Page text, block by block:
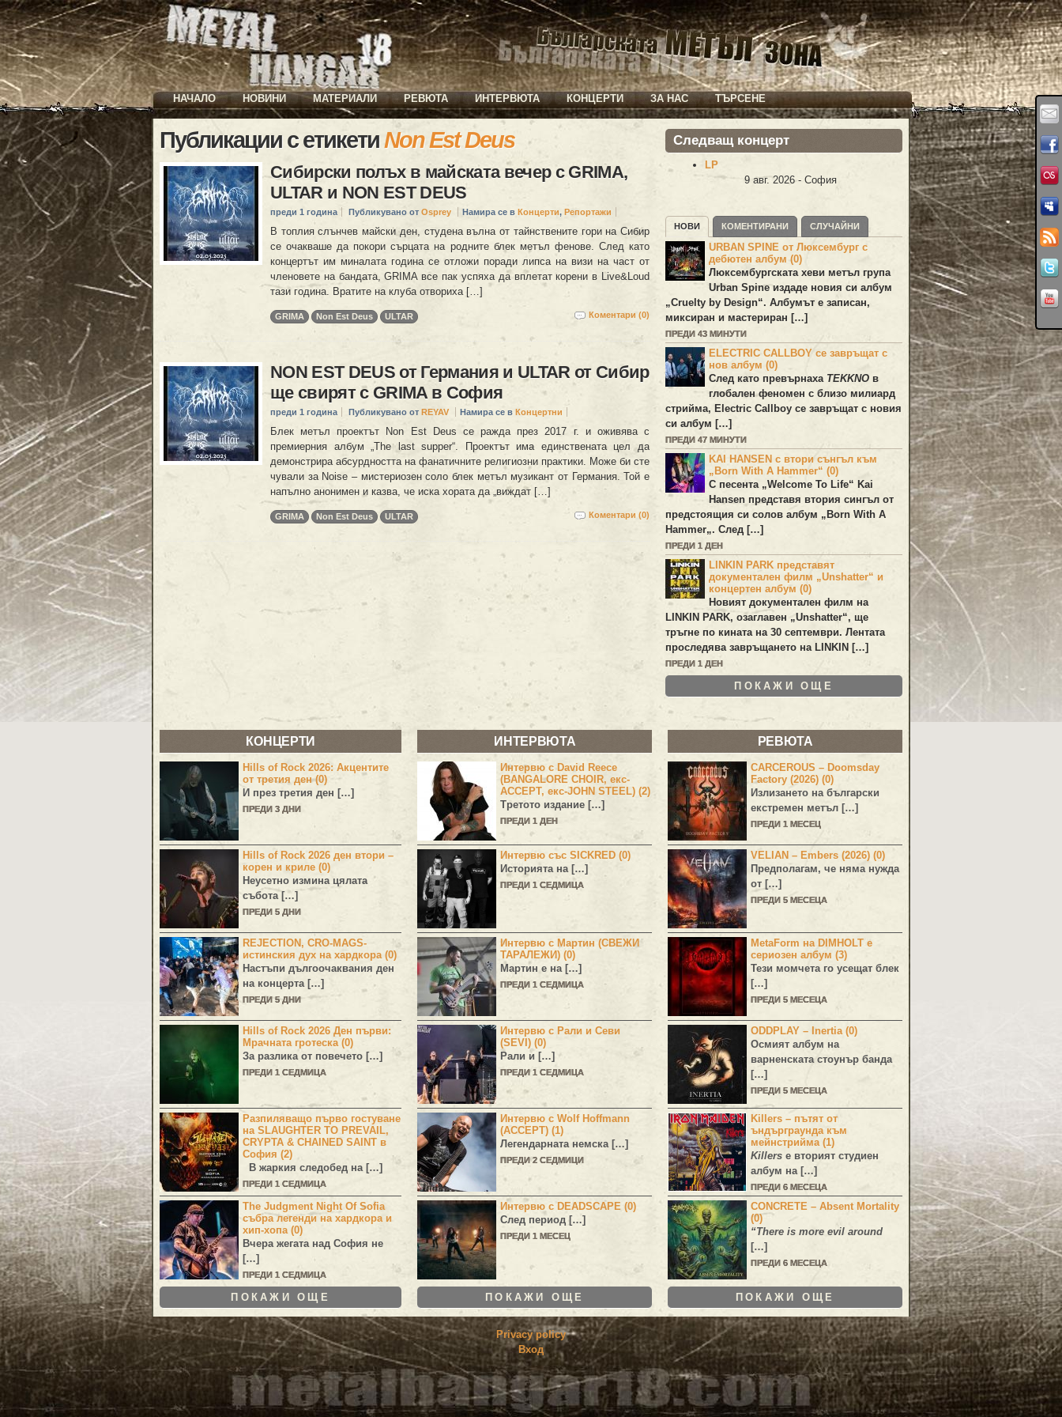
НАЧАЛО НОВИНИ МАТЕРИАЛИ РЕВЮТА ИНТЕРВЮТА КОНЦЕРТИ ЗА НАС ТЪРСЕНЕ
Публикации с етикетиNon Est Deus
Сибирски полъх в майската вечер с GRIMA,
ULTAR и NON EST DEUS
преди 1 година Публикувано от Osprey Намира се в Концерти, Репортажи
В топлия слънчев майски ден, студена вълна от тайнствените гори на Сибир
се очакваше да покори сърцата на родните блек метъл фенове. След като
концертът им миналата година се отложи поради липса на визи на част от
членовете на бандата, GRIMA все пак успяха да вплетат корени в Live&Loud
тази година. Вратите на клуба отвориха […]
Коментари (0)
GRIMA Non Est Deus ULTAR
NON EST DEUS от Германия и ULTAR от Сибир
ще свирят с GRIMA в София
преди 1 година Публикувано от REYAV Намира се в Концертни
Блек метъл проектът Non Est Deus се ражда през 2017 г. и оживява с
премиерния албум „The last supper“. Проектът има единствената цел да
демонстрира абсурдността на фанатичните религиозни практики. Може би сте
чували за Noise – мистериозен соло блек метъл музикант от Германия. Той е
напълно анонимен и казва, че иска хората да „виждат […]
Коментари (0)
GRIMA Non Est Deus ULTAR
Следващ концерт
LP
9 авг. 2026 - София
НОВИ КОМЕНТИРАНИ СЛУЧАЙНИ
URBAN SPINE от Люксембург с
дебютен албум (0)
Люксембургската хеви метъл група
Urban Spineиздаде новия си албум
„Cruelty by Design“. Албумът е записан,
миксиран и мастериран […]
ПРЕДИ 43 МИНУТИ
ELECTRIC CALLBOY се завръщат с
нов албум (0)
След като превърнаха TEKKNO в
глобален феномен с близо милиард
стрийма, Electric Callboy се завръщат с новия
си албум […]
ПРЕДИ 47 МИНУТИ
KAI HANSEN с втори сънгъл към
„Born With A Hammer“ (0)
С песента „Welcome To Life“ Kai
Hansen представя втория сингъл от
предстоящия си солов албум „ Born With A
Hammer„. След […]
ПРЕДИ 1 ДЕН
LINKIN PARK представят
документален филм „Unshatter“ и
концертен албум (0)
Новият документален филм на
LINKIN PARK, озаглавен „Unshatter“, ще
тръгне по кината на 30 септември. Лентата
проследява завръщането наLINKIN […]
ПРЕДИ 1 ДЕН
ПОКАЖИ ОЩЕ
КОНЦЕРТИ
Hills of Rock 2026: Акцентите
от третия ден (0)
И през третия ден […]
ПРЕДИ 3 ДНИ
Hills of Rock 2026 ден втори –
корен и криле (0)
Неусетно измина цялата
събота […]
ПРЕДИ 5 ДНИ
REJECTION, CRO-MAGS-
истинския дух на хардкора (0)
Настъпи дългоочаквания ден
на концерта […]
ПРЕДИ 5 ДНИ
Hills of Rock 2026 Ден първи:
Мрачната гротеска (0)
За разлика от повечето […]
ПРЕДИ 1 СЕДМИЦА
Разпиляващо първо гостуване
на SLAUGHTER TO PREVAIL,
CRYPTA & CHAINED SAINT в
София (2)
В жаркия следобед на […]
ПРЕДИ 1 СЕДМИЦА
The Judgment Night Of Sofia
събра легенди на хардкора и
хип-хопа (0)
Вчера жегата над София не
[…]
ПРЕДИ 1 СЕДМИЦА
ПОКАЖИ ОЩЕ
ИНТЕРВЮТА
Интервю с David Reece
(BANGALORE CHOIR, екс-
ACCEPT, екс-JOHN STEEL) (2)
Третото издание […]
ПРЕДИ 1 ДЕН
Интервю със SICKRED (0)
Историята на […]
ПРЕДИ 1 СЕДМИЦА
Интервю с Мартин (СВЕЖИ
ТАРАЛЕЖИ) (0)
Мартин е на […]
ПРЕДИ 1 СЕДМИЦА
Интервю с Рали и Севи
(SEVI) (0)
Рали и […]
ПРЕДИ 1 СЕДМИЦА
Интервю с Wolf Hoffmann
(ACCEPT) (1)
Легендарната немска […]
ПРЕДИ 2 СЕДМИЦИ
Интервю с DEADSCAPE (0)
След период […]
ПРЕДИ 1 МЕСЕЦ
ПОКАЖИ ОЩЕ
РЕВЮТА
CARCEROUS – Doomsday
Factory (2026) (0)
Излизането на български
екстремен метъл […]
ПРЕДИ 1 МЕСЕЦ
VELIAN – Embers (2026) (0)
Предполагам, че няма нужда
от […]
ПРЕДИ 5 МЕСЕЦА
MetaForm на DIMHOLT е
сериозен албум (3)
Тези момчета го усещат блек
[…]
ПРЕДИ 5 МЕСЕЦА
ODDPLAY – Inertia (0)
Осмият албум на
варненската стоунър банда
[…]
ПРЕДИ 5 МЕСЕЦА
Killers – пътят от
ъндърграунда към
мейнстрийма (1)
Killers е вторият студиен
албум на […]
ПРЕДИ 6 МЕСЕЦА
CONCRETE – Absent Mortality
(0)
“There is more evil around
[…]
ПРЕДИ 6 МЕСЕЦА
ПОКАЖИ ОЩЕ
Privacy policy
Вход